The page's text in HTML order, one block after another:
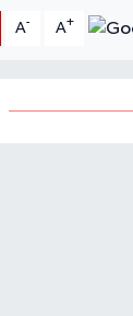
A- A+